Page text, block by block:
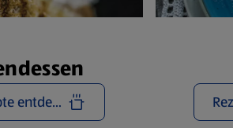
Rezepte entdecken